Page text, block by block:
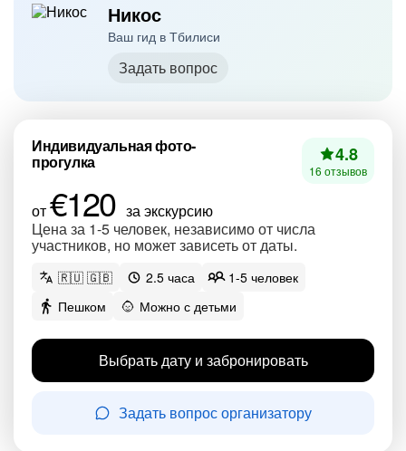
Никос
Ваш гид в Тбилиси
Задать вопрос
Индивидуальная фото-
прогулка
от€120 за экскурсию
Цена за 1-5 человек, независимо от числа
участников, но может зависеть от даты.
4.8
16 отзывов
🇷🇺 🇬🇧 2.5 часа
1-5 человек
Пешком
Можно с детьми
Выбрать дату и забронировать
Задать вопрос организатору